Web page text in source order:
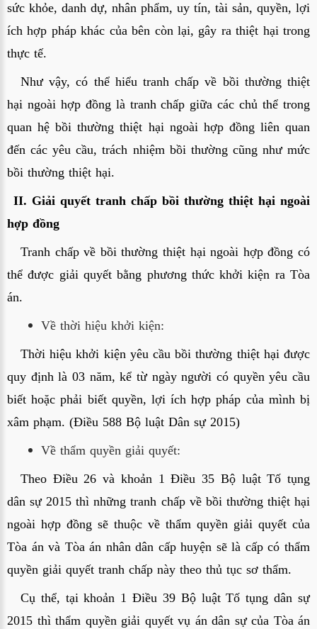
sức khỏe, danh dự, nhân phẩm, uy tín, tài sản, quyền, lợi
ích hợp pháp khác của bên còn lại, gây ra thiệt hại trong
thực tế.
Như vậy, có thể hiểu tranh chấp về bồi thường thiệt
hại ngoài hợp đồng là tranh chấp giữa các chủ thể trong
quan hệ bồi thường thiệt hại ngoài hợp đồng liên quan
đến các yêu cầu, trách nhiệm bồi thường cũng như mức
bồi thường thiệt hại.
II. Giải quyết tranh chấp bồi thường thiệt hại ngoài
hợp đồng
Tranh chấp về bồi thường thiệt hại ngoài hợp đồng có
thể được giải quyết bằng phương thức khởi kiện ra Tòa
án.
Về thời hiệu khởi kiện:
Thời hiệu khởi kiện yêu cầu bồi thường thiệt hại được
quy định là 03 năm, kể từ ngày người có quyền yêu cầu
biết hoặc phải biết quyền, lợi ích hợp pháp của mình bị
xâm phạm. (Điều 588 Bộ luật Dân sự 2015)
Về thẩm quyền giải quyết:
Theo Điều 26 và khoản 1 Điều 35 Bộ luật Tố tụng
dân sự 2015 thì những tranh chấp về bồi thường thiệt hại
ngoài hợp đồng sẽ thuộc về thẩm quyền giải quyết của
Tòa án và Tòa án nhân dân cấp huyện sẽ là cấp có thẩm
quyền giải quyết tranh chấp này theo thủ tục sơ thẩm.
Cụ thể, tại khoản 1 Điều 39 Bộ luật Tố tụng dân sự
2015 thì thẩm quyền giải quyết vụ án dân sự của Tòa án